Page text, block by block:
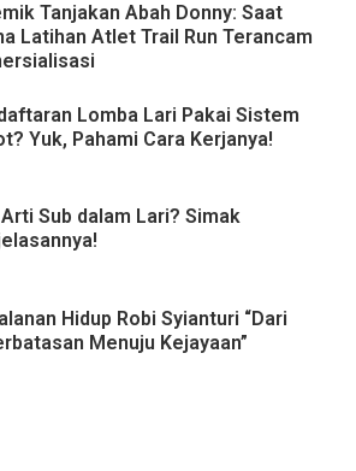
Tanjakan Abah Donny: Saat
Latihan Atlet Trail Run Terancam
Lomba Lari Pakai Sistem
Yuk, Pahami Cara Kerjanya!
Sub dalam Lari? Simak
Hidup Robi Syianturi “Dari
Menuju Kejayaan”